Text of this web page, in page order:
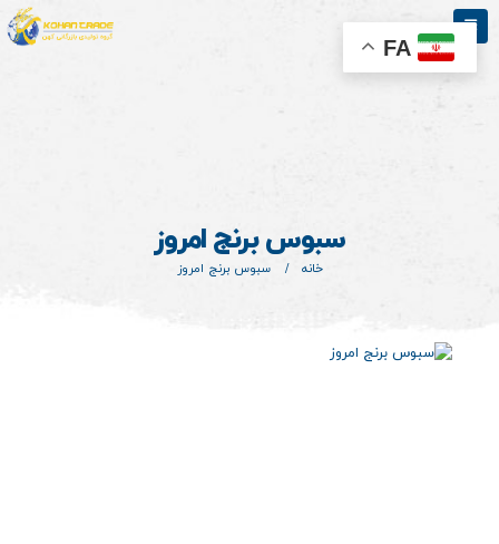
سبوس برنج امروز
خانه سبوس برنج امروز
FA